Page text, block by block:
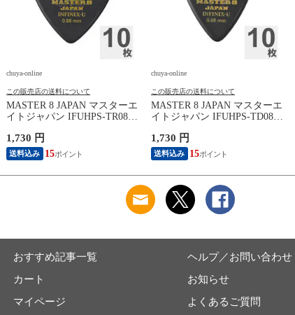
chuya-online
この販売店の送料について
MASTER 8 JAPAN マスターエ
イトジャパン IFUHPS-TR088
TRIANGLE 0.88mm ギターピ
ック×10枚
1,730 円
送料込み 15
chuya-online
この販売店の送料について
MASTER 8 JAPAN マスターエ
イトジャパン IFUHPS-TD088
TEARDROP 0.88mm ギターピ
ック×10枚
1,730 円
送料込み 15
おすすめ記事一覧
カート
マイページ
ヘルプ／お問い合わせ
お知らせ
よくあるご質問